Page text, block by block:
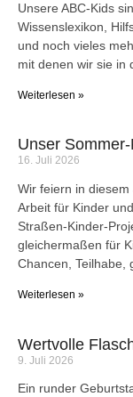
Unsere ABC-Kids
Wissenslexikon,
und noch vieles
mit denen wir sie in
Weiterlesen »
Unser
16. Juli 2026
Wir feiern in
Arbeit für Kinder
Straßen-Kinder-
gleichermaßen für
Chancen, Teilhabe,
Weiterlesen »
Wertvolle
9. Juli 2026
Ein runder